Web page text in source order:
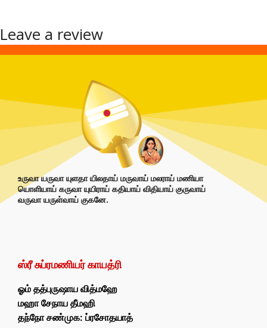
Leave a review
உருவா யருவா யுளதா யிலதாய் மருவாய் மலராய் மணியா
யொளியாய் கருவா யுயிராய் கதியாய் விதியாய் குருவாய்
வருவா யருள்வாய் குகனே.
ஸ்ரீ சுப்ரமணியர் காயத்ரி
ஓம் தத்புருஷாய வித்மஹே
மஹா சேநாய தீமஹி
தந்நோ சண்முக: ப்ரசோதயாத்